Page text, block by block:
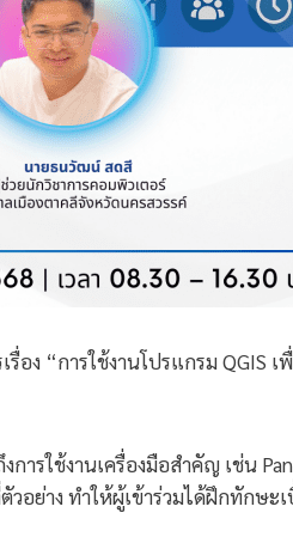
ง “การใช้งานโปรแกรม QGIS
ารใช้งานเครื่องมือสำคัญ เช่น
อย่าง ทำให้ผู้เข้าร่วมได้ฝึกทักษะ